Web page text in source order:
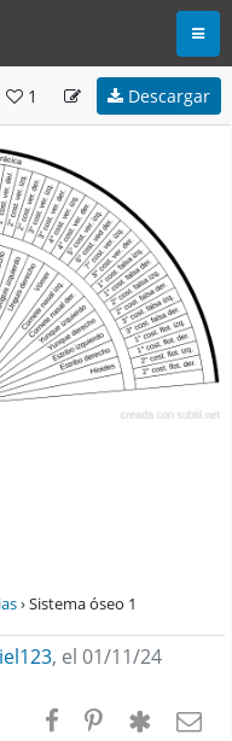
1 Descargar
› Sistema óseo 1
, el 01/11/24